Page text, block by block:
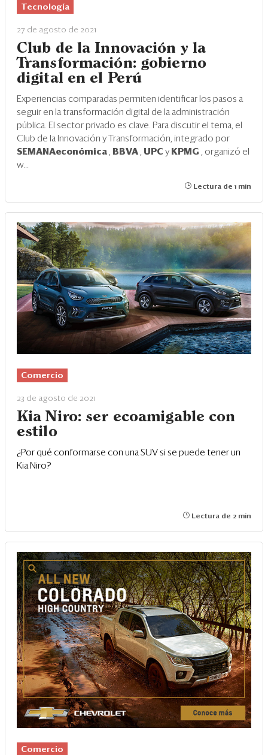
Tecnología
27 de agosto de 2021
Club de la Innovación y la
Transformación: gobierno
digital en el Perú
Experiencias comparadas permiten identificar los pasos a
seguir en la transformación digital de la administración
pública. El sector privado es clave. Para discutir el tema, el
Club de la Innovación y Transformación, integrado por
SEMANAeconómica
BBVA UPC y KPMG
, organizó el
w...
Lectura de 1 min
Comercio
23 de agosto de 2021
Kia Niro: ser ecoamigable con
estilo
¿Por qué conformarse con una SUV si se puede tener un
Kia Niro?
Lectura de 2 min
Comercio